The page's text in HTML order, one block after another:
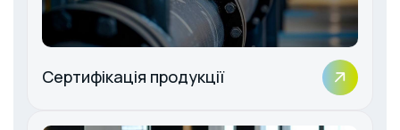
Сертифікація продукції